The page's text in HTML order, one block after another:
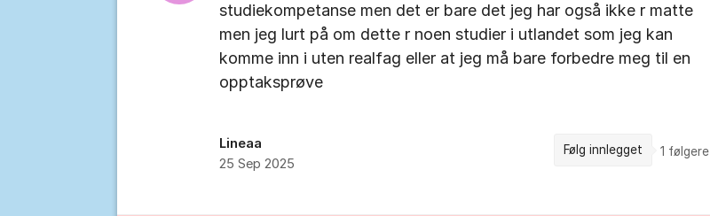
studiekompetanse men det er bare det jeg har også ikke r matte
men jeg lurt på om dette r noen studier i utlandet som jeg kan
komme inn i uten realfag eller at jeg må bare forbedre meg til en
opptaksprøve
Lineaa
25 Sep 2025
Følg innlegget 1 følgere